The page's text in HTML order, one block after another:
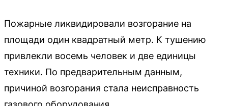
Пожарные ликвидировали возгорание на
площади один квадратный метр. К тушению
привлекли восемь человек и две единицы
техники. По предварительным данным,
причиной возгорания стала неисправность